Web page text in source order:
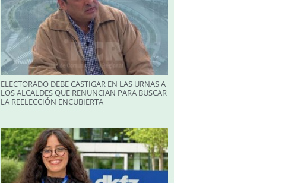
ELECTORADO DEBE CASTIGAR EN LAS URNAS A
LOS ALCALDES QUE RENUNCIAN PARA BUSCAR
LA REELECCIÓN ENCUBIERTA